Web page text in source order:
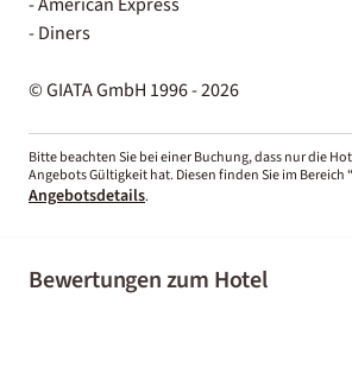
- Diners
© GIATA GmbH 1996 - 2026
Bitte beachten Sie bei einer Buchung, dass nur die
Angebots Gültigkeit hat. Diesen finden Sie im Bereich
Angebotsdetails.
Bewertungen zum Hotel